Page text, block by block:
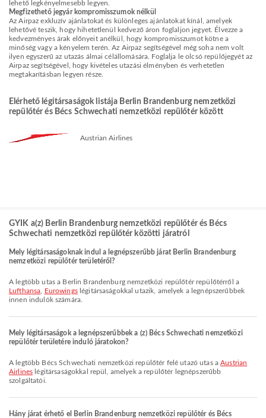
lehető legkényelmesebb legyen.
Megfizethető jegyár kompromisszumok nélkül
Az Airpaz exkluzív ajánlatokat és különleges ajánlatokat kínál, amelyek
lehetővé teszik, hogy hihetetlenül kedvező áron foglaljon jegyet. Élvezze a
kedvezményes árak előnyeit anélkül, hogy kompromisszumot kötne a
minőség vagy a kényelem terén. Az Airpaz segítségével még soha nem volt
ilyen egyszerű az utazás álmai célállomására. Foglalja le olcsó repülőjegyét az
Airpaz segítségével, hogy kivételes utazási élményben és verhetetlen
megtakarításban legyen része.
Elérhető légitársaságok listája Berlin Brandenburg nemzetközi
repülőtér és Bécs Schwechati nemzetközi repülőtér között
Austrian Airlines
GYIK a(z) Berlin Brandenburg nemzetközi repülőtér és Bécs
Schwechati nemzetközi repülőtér közötti járatról
Mely légitársaságoknak indul a legnépszerűbb járat Berlin Brandenburg
nemzetközi repülőtér területéről?
A legtöbb utas a Berlin Brandenburg nemzetközi repülőtér repülőtérről a
Lufthansa
Eurowingslégitársaságokkal utazik, amelyek a legnépszerűbbek
innen indulók számára.
Mely légitársaságok a legnépszerűbbek a (z) Bécs Schwechati nemzetközi
repülőtér területére induló járatokon?
A legtöbb Bécs Schwechati nemzetközi repülőtér felé utazó utas aAustrian
Airlines légitársaságokkal repül, amelyek a repülőtér legnépszerűbb
szolgáltatói.
Hány járat érhető el Berlin Brandenburg nemzetközi repülőtér és Bécs